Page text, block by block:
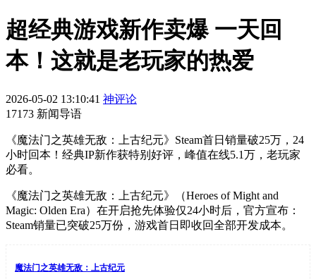
超经典游戏新作卖爆 一天回
本！这就是老玩家的热爱
2026-05-02 13:10:41 神评论
17173 新闻导语
《魔法门之英雄无敌：上古纪元》Steam首日销量破25万，24
小时回本！经典IP新作获特别好评，峰值在线5.1万，老玩家
必看。
《魔法门之英雄无敌：上古纪元》（Heroes of Might and
Magic: Olden Era）在开启抢先体验仅24小时后，官方宣布：
Steam销量已突破25万份，游戏首日即收回全部开发成本。
魔法门之英雄无敌：上古纪元